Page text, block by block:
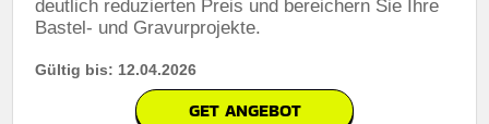
deutlich reduzierten Preis und bereichern Sie Ihre
Bastel- und Gravurprojekte.
Gültig bis: 12.04.2026
GET ANGEBOT